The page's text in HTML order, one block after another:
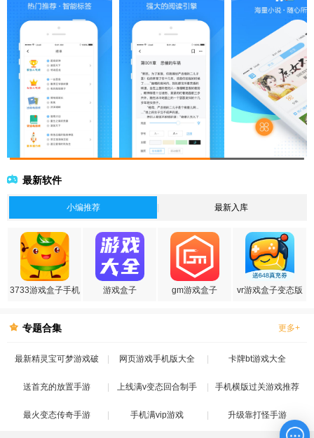
最新软件
小编推荐 最新入库
3733游戏盒子手机
游戏盒子 gm游戏盒子 vr游戏盒子变态版
专题合集 更多+
最新精灵宝可梦游戏破
解版
网页游戏手机版大全 卡牌bt游戏大全
送首充的放置手游 上线满v变态回合制手
游
手机横版过关游戏推荐
最火变态传奇手游 手机满vip游戏 升级靠打怪手游